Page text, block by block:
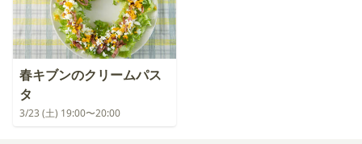
春キブンのクリームパス
タ
3/23 (土) 19:00〜20:00